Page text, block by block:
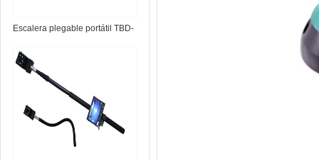
Escalera plegable portátil TBD-